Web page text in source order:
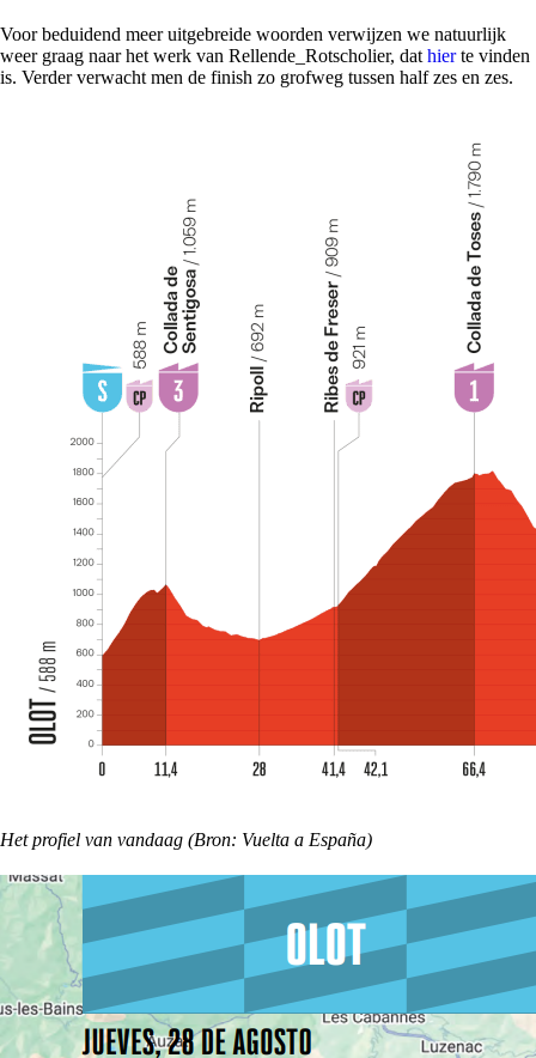
Voor beduidend meer uitgebreide woorden verwijzen we natuurlijk
weer graag naar het werk van Rellende_Rotscholier, dat hierte vinden
is. Verder verwacht men de finish zo grofweg tussen half zes en zes.
Het profiel van vandaag (Bron: Vuelta a España)